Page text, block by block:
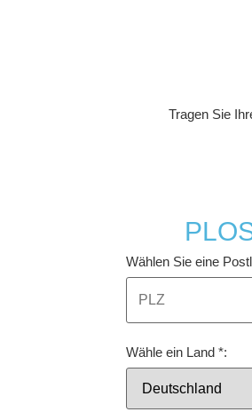
Tragen Sie
Wählen Sie eine
Wähle ein Land *: